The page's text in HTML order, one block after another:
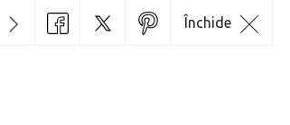
Închide